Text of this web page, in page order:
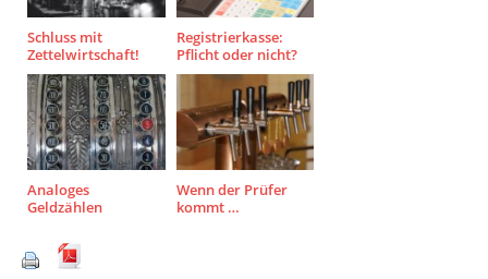
Schluss mit
Zettelwirtschaft!
Registrierkasse:
Pflicht oder nicht?
Analoges
Geldzählen
Wenn der Prüfer
kommt …